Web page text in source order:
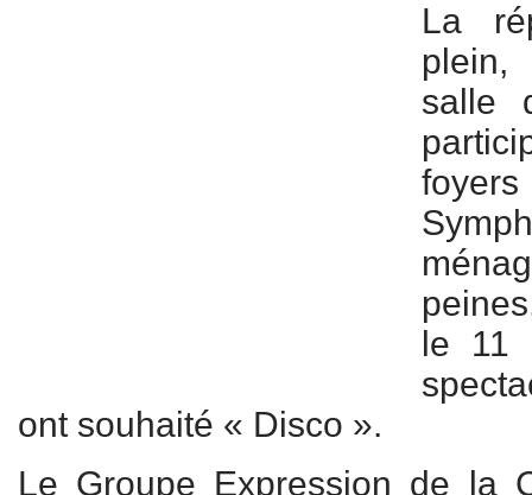
La
salle
le 11
ont souhaité « Disco ».
Le Groupe Expression de la